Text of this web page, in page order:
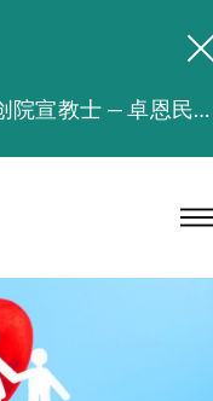
缅怀播道医院创院宣教士 — 卓恩民医生香港追思会
本院在暴雨或台风警告信号 (包括黑色暴雨及8号或以上热带气旋警告信号) 下，仍会维持有限度服务。如有查询，可致电2711 5222。
播道医院手机App已推出查阅病歷记录及求诊资料功能，请即下载